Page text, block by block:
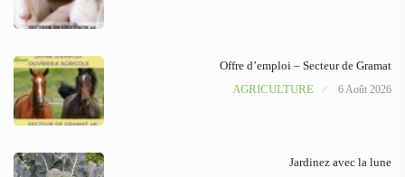
Offre d’emploi – Secteur de Gramat
AGRICULTURE
6 Août 2026
Jardinez avec la lune